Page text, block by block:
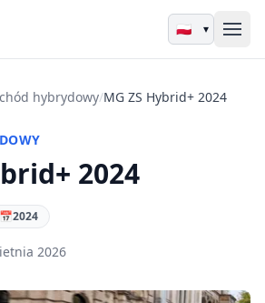
▾
hybrydowy/MG ZS Hybrid+ 2024
2024
📅2024
2026